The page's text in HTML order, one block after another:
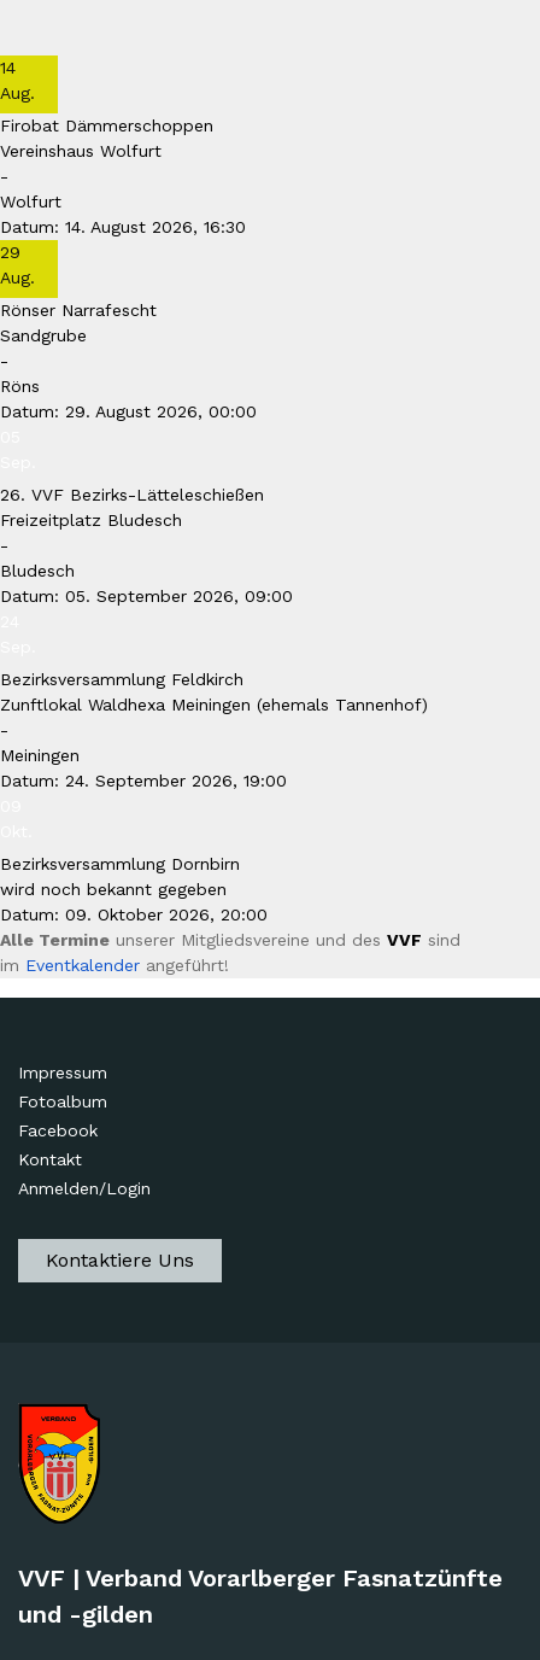
14
Aug.
Firobat Dämmerschoppen
Vereinshaus Wolfurt
-
Wolfurt
Datum: 14. August 2026, 16:30
29
Aug.
Rönser Narrafescht
Sandgrube
-
Röns
Datum: 29. August 2026, 00:00
26. VVF Bezirks-Lätteleschießen
Freizeitplatz Bludesch
-
Bludesch
Datum: 05. September 2026, 09:00
Bezirksversammlung Feldkirch
Zunftlokal Waldhexa Meiningen (ehemals Tannenhof)
-
Meiningen
Datum: 24. September 2026, 19:00
Bezirksversammlung Dornbirn
wird noch bekannt gegeben
Datum: 09. Oktober 2026, 20:00
Alle Termine unserer Mitgliedsvereine und des VVF sind
im Eventkalender angeführt!
Impressum
Fotoalbum
Facebook
Kontakt
Anmelden/Login
Kontaktiere Uns
VVF | Verband Vorarlberger Fasnatzünfte
und -gilden